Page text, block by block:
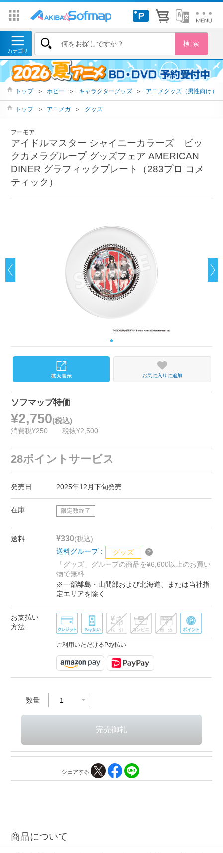
トップ ＞ ホビー ＞ キャラクターグッズ ＞ アニメグッズ（男性向け）
トップ ＞ アニメガ ＞ グッズ
フーモア
アイドルマスター シャイニーカラーズ ビッ
クカメラグループ グッズフェア AMERICAN
DINER グラフィックプレート（283プロ コメ
ティック）
お気に入りに追加
ソフマップ特価
¥2,750(税込)
消費税¥250 税抜¥2,500
28ポイントサービス
発売日 2025年12月下旬発売
在庫 限定数終了
送料 ¥330(税込)
送料グループ：
グッズ
「グッズ」グループの商品を¥6,600以上のお買い
物で無料
※一部離島・山間部および北海道、または当社指
定エリアを除く
お支払い
方法
ご利用いただけるPay払い
数量
シェアする
商品について